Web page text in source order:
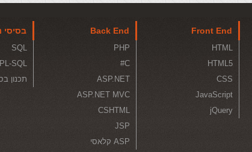
Front End
HTML
HTML5
CSS
JavaScript
jQuery
Back End
PHP
C#
ASP.NET
ASP.NET MVC
CSHTML
JSP
ASP קלאסי
בסיסי
SQL
PL-SQL
תכנון